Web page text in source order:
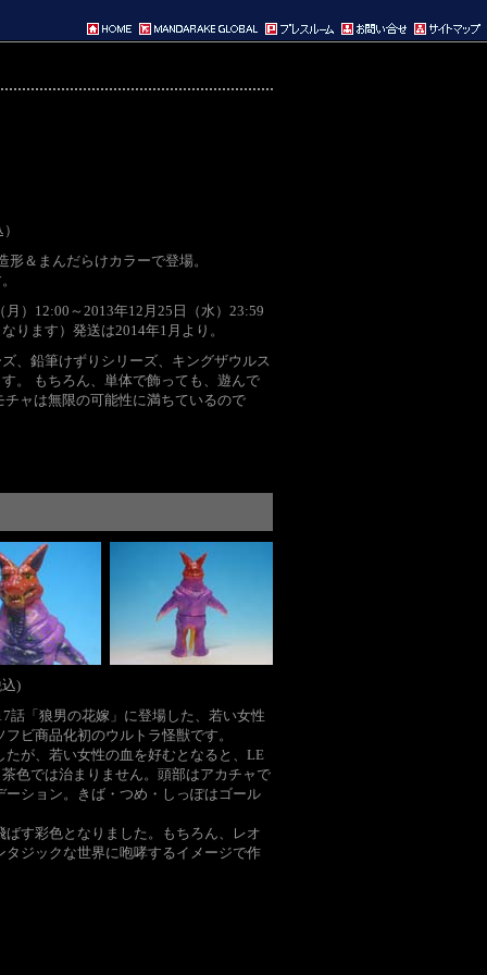
＆まんだらけカラーで登場。
）12:00～2013年12月25日（水）23:59
ります）発送は2014年1月より。
、鉛筆けずりシリーズ、キングザウルス
。 もちろん、単体で飾っても、遊んで
ャは無限の可能性に満ちているので
)
話「狼男の花嫁」に登場した、若い女性
ビ商品化初のウルトラ怪獣です。
が、若い女性の血を好むとなると、LE
色では治まりません。頭部はアカチャで
ション。きば・つめ・しっぽはゴール
す彩色となりました。もちろん、レオ
ジックな世界に咆哮するイメージで作